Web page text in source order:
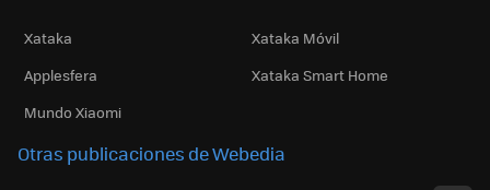
Xataka
Xataka Móvil
Applesfera
Xataka Smart Home
Mundo Xiaomi
Otras publicaciones de Webedia